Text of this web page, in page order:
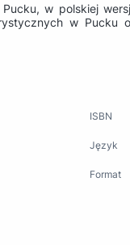
w polskiej
w Pucku
ISBN
Język
Format